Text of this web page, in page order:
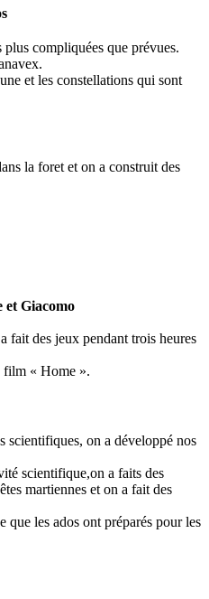
compliquées que prévues.
et les constellations qui sont
la foret et on a construit des
et Giacomo
fait des jeux pendant trois heures
film « Home ».
scientifiques, on a développé nos
scientifique,on a faits des
martiennes et on a fait des
que les ados ont préparés pour les